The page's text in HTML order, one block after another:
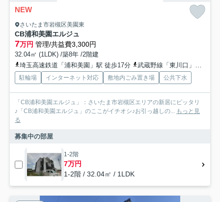
NEW
さいたま市岩槻区美園東
CB浦和美園エルジュ
7万円 管理/共益費3,300円
32.04㎡ (1LDK) /築8年 /2階建
埼玉高速鉄道「浦和美園」駅 徒歩17分
武蔵野線「東川口」駅 徒歩45分
駐輪場 インターネット対応 敷地内ごみ置き場 公共下水
「CB浦和美園エルジュ」：さいたま市岩槻区エリアの新居にピッタリ
♪「CB浦和美園エルジュ」のここがイチオシ♪お引っ越しの... もっと見
る
募集中の部屋
1-2階
7万円
1-2階 / 32.04㎡ / 1LDK